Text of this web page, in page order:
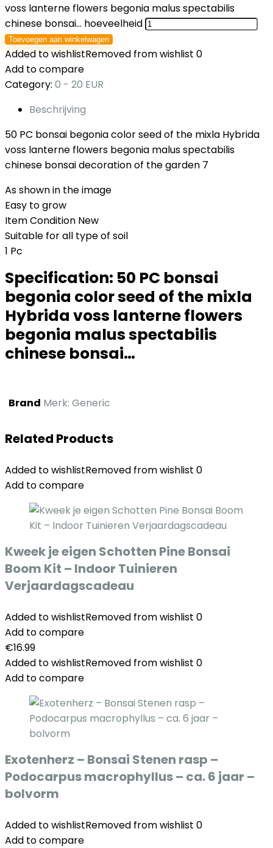
voss lanterne flowers begonia malus spectabilis
chinese bonsai… hoeveelheid
Toevoegen aan winkelwagen
Added to wishlistRemoved from wishlist 0
Add to compare
Category: 0 - 20 EUR
Beschrijving
50 PC bonsai begonia color seed of the mixla Hybrida
voss lanterne flowers begonia malus spectabilis
chinese bonsai decoration of the garden 7
As shown in the image
Easy to grow
Item Condition New
Suitable for all type of soil
1 Pc
Specification: 50 PC bonsai
begonia color seed of the mixla
Hybrida voss lanterne flowers
begonia malus spectabilis
chinese bonsai…
Brand Merk: Generic
Related Products
Added to wishlistRemoved from wishlist 0
Add to compare
Kweek je eigen Schotten Pine Bonsai
Boom Kit – Indoor Tuinieren
Verjaardagscadeau
Added to wishlistRemoved from wishlist 0
Add to compare
€16.99
Added to wishlistRemoved from wishlist 0
Add to compare
Exotenherz – Bonsai Stenen rasp –
Podocarpus macrophyllus – ca. 6 jaar –
bolvorm
Added to wishlistRemoved from wishlist 0
Add to compare